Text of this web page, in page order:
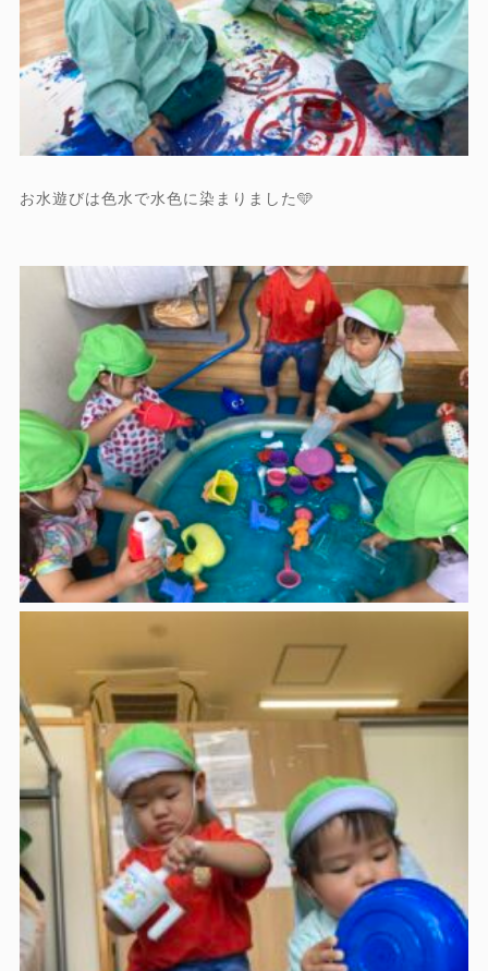
お水遊びは色水で水色に染まりました🩵